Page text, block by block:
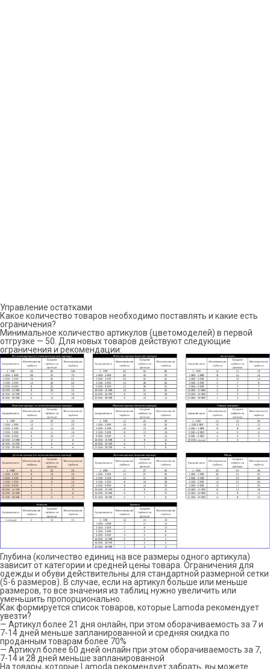
Управление остатками
Какое количество товаров необходимо поставлять и какие есть
ограничения?
Минимальное количество артикулов (цветомоделей) в первой
отгрузке — 50. Для новых товаров действуют следующие
ограничения и рекомендации:
Глубина (количество единиц на все размеры одного артикула)
зависит от категории и средней цены товара. Ограничения для
одежды и обуви действительны для стандартной размерной сетки
(5-6 размеров). В случае, если на артикул больше или меньше
размеров, то все значения из таблиц нужно увеличить или
уменьшить пропорционально.
Как формируется список товаров, которые Lamoda рекомендует
увезти?
— Артикул более 21 дня онлайн, при этом оборачиваемость за 7 и
7-14 дней меньше запланированной и средняя скидка по
проданным товарам более 70%
— Артикул более 60 дней онлайн при этом оборачиваемость за 7,
7-14 и 28 дней меньше запланированной
На товары, которые Lamoda рекомендует забрать, вы можете